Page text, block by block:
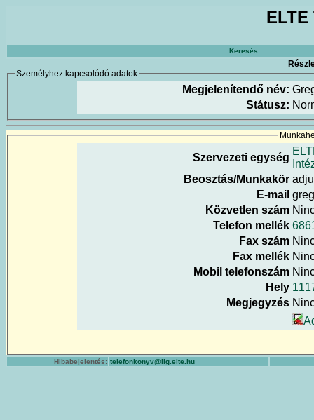
Keresés
Személyhez kapcsolódó adatok
Megjelenítendő név:
Státusz:
Szervezeti egység
Beosztás/Munkakör
E-mail
Közvetlen szám
Telefon mellék
Fax szám
Fax mellék
Mobil telefonszám
Hely
Megjegyzés
Hibabejelentés: telefonkonyv@iig.elte.hu